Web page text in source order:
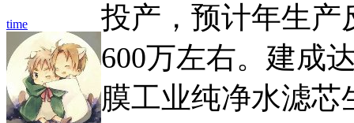
time
投产，预计年生产
600万左右。建成
膜工业纯净水滤